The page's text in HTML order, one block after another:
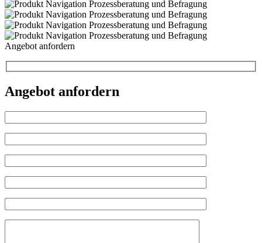
Angebot anfordern
Angebot anfordern